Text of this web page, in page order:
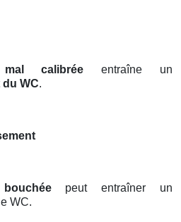
mal calibrée entraîne un
WC.
peut entraîner un
WC.